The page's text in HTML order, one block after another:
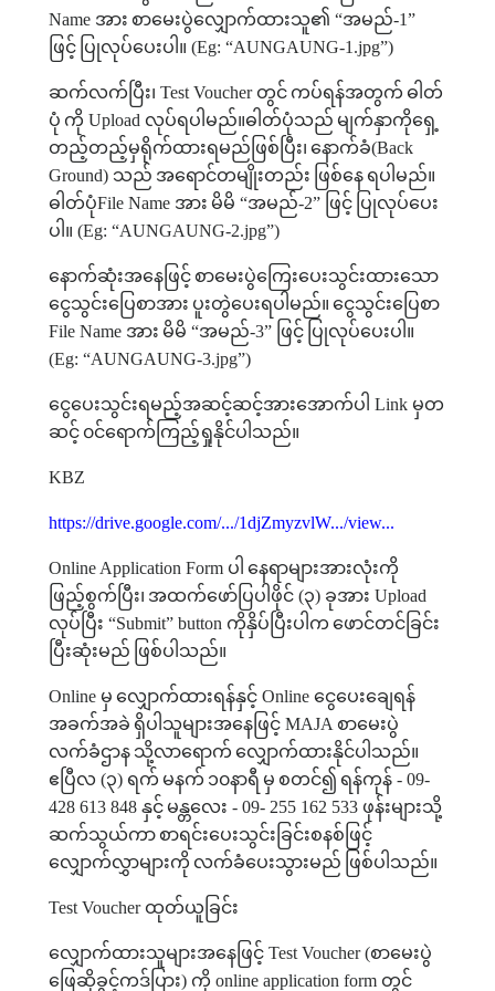
Name အား စာမေးပွဲလျှောက်ထားသူ၏ “အမည်-1”
ဖြင့် ပြုလုပ်ပေးပါ။ (Eg: “AUNGAUNG-1.jpg”)
ဆက်လက်ပြီး၊ Test Voucher တွင် ကပ်ရန်အတွက် ဓါတ်
ပုံ ကို Upload လုပ်ရပါမည်။ဓါတ်ပုံသည် မျက်နှာကိုရှေ့
တည့်တည့်မှရိုက်ထားရမည်ဖြစ်ပြီး၊ နောက်ခံ(Back
Ground) သည် အရောင်တမျိုးတည်း ဖြစ်နေ ရပါမည်။
ဓါတ်ပုံFile Name အား မိမိ “အမည်-2” ဖြင့် ပြုလုပ်ပေး
ပါ။ (Eg: “AUNGAUNG-2.jpg”)
နောက်ဆုံးအနေဖြင့် စာမေးပွဲကြေးပေးသွင်းထားသော
ငွေသွင်းပြေစာအား ပူးတွဲပေးရပါမည်။ ငွေသွင်းပြေစာ
File Name အား မိမိ “အမည်-3” ဖြင့် ပြုလုပ်ပေးပါ။
(Eg: “AUNGAUNG-3.jpg”)
ငွေပေးသွင်းရမည့်အဆင့်ဆင့်အားအောက်ပါ Link မှတ
ဆင့် ၀င်ရောက်ကြည့်ရှုနိုင်ပါသည်။
KBZ
https://drive.google.com/.../1djZmyzvlW.../view...
Online Application Form ပါ နေရာများအားလုံးကို
ဖြည့်စွက်ပြီး၊ အထက်ဖော်ပြပါဖိုင် (၃) ခုအား Upload
လုပ်ပြီး “Submit” button ကိုနှိပ်ပြီးပါက ဖောင်တင်ခြင်း
ပြီးဆုံးမည် ဖြစ်ပါသည်။
Online မှ လျှောက်ထားရန်နှင့် Onlineငွေပေးချေရန်
အခက်အခဲ ရှိပါသူများအနေဖြင့် MAJA စာမေးပွဲ
လက်ခံဌာန သို့လာရောက် လျှောက်ထားနိုင်ပါသည်။
ဧပြီလ (၃) ရက် မနက် ၁၀နာရီ မှ စတင်၍ ရန်ကုန် - 09-
428 613 848နှင့် မန္တလေး - 09- 255 162 533 ဖုန်းများသို့
ဆက်သွယ်ကာ စာရင်းပေးသွင်းခြင်းစနစ်ဖြင့်
လျှောက်လွှာများကို လက်ခံပေးသွားမည် ဖြစ်ပါသည်။
Test Voucher ထုတ်ယူခြင်း
လျှောက်ထားသူများအနေဖြင့် Test Voucher (စာမေးပွဲ
ဖြေဆိုခွင့်ကဒ်ပြား) ကို online application form တွင်